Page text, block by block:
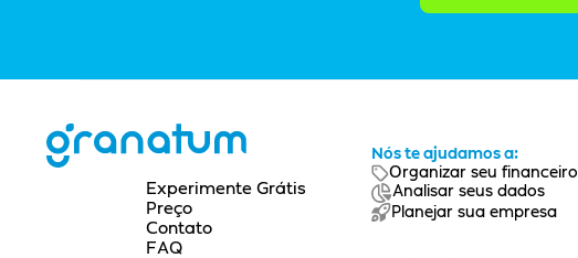
Experimente Grátis
Preço
Contato
FAQ
Nós te ajudamos a:
Organizar seu financeiro
Analisar seus dados
Planejar sua empresa